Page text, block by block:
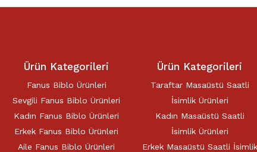
Ürün Kategorileri
Fanus Biblo Ürünleri
Sevgili Fanus Biblo Ürünleri
Kadın Fanus Biblo Ürünleri
Erkek Fanus Biblo Ürünleri
Aile Fanus Biblo Ürünleri
Ürün Kategorileri
Taraftar Masaüstü Saatli
İsimlik Ürünleri
Kadın Masaüstü Saatli
İsimlik Ürünleri
Erkek Masaüstü Saatli İsimlik